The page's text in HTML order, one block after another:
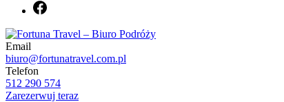
Fortuna Travel – Biuro Podróży
Biuro podróży Fortuna Travel
Email
biuro@fortunatravel.com.pl
Telefon
512 290 574
Zarezerwuj teraz